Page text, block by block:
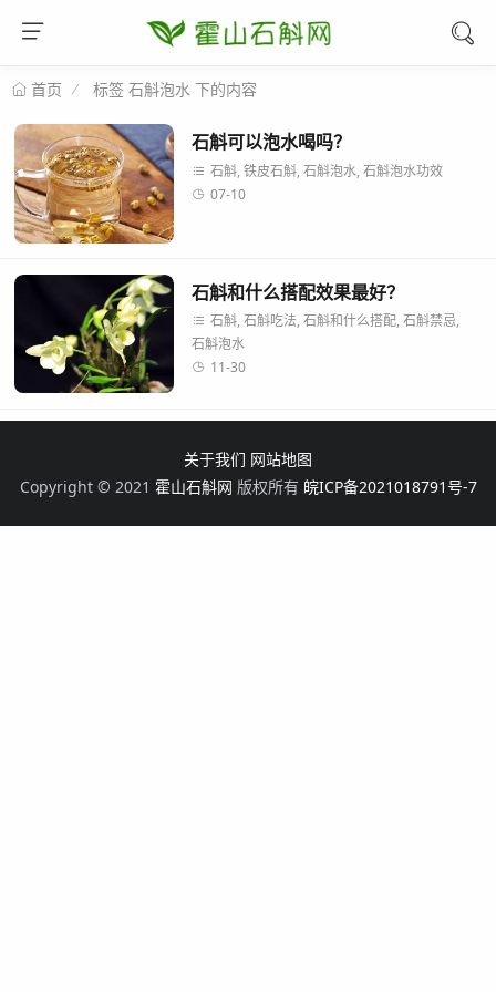
首页 标签 石斛泡水 下的内容
石斛可以泡水喝吗？
石斛, 铁皮石斛, 石斛泡水, 石斛泡水功效
07-10
石斛和什么搭配效果最好？
石斛, 石斛吃法, 石斛和什么搭配, 石斛禁忌,
石斛泡水
11-30
关于我们 网站地图
Copyright © 2021 霍山石斛网 版权所有 皖ICP备2021018791号-7